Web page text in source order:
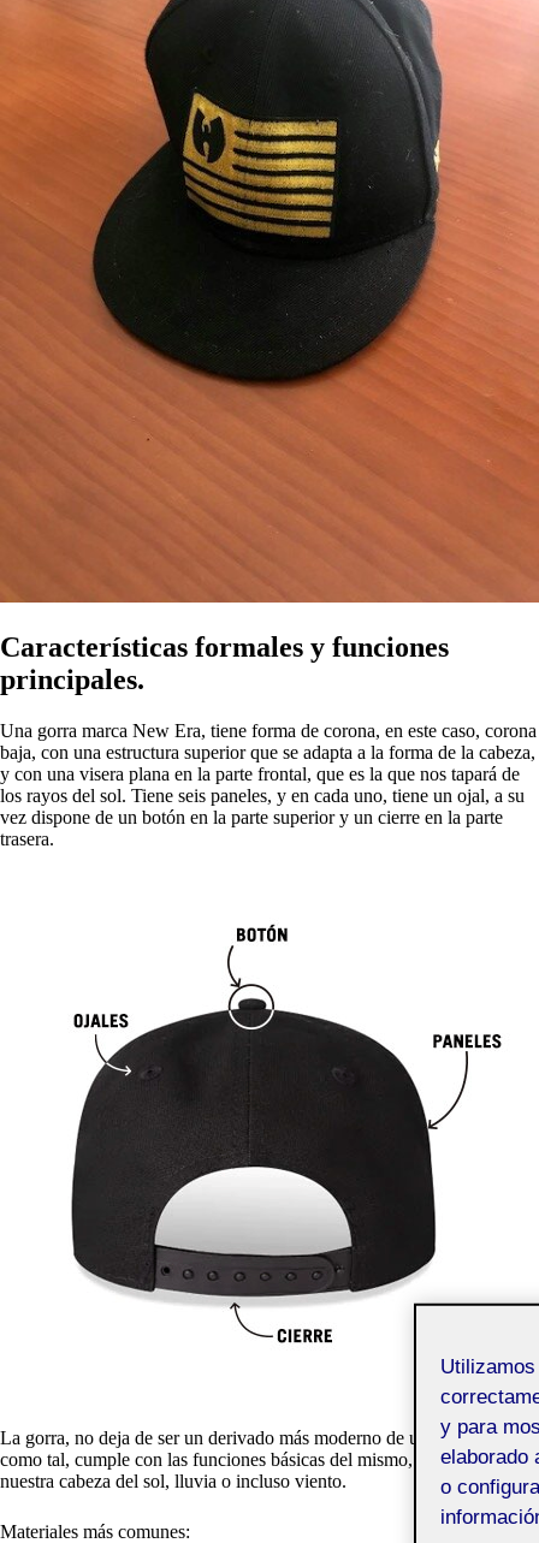
Características formales y funciones
principales.
Una gorra marca New Era, tiene forma de corona, en este caso, corona
baja, con una estructura superior que se adapta a la forma de la cabeza,
y con una visera plana en la parte frontal, que es la que nos tapará de
los rayos del sol. Tiene seis paneles, y en cada uno, tiene un ojal, a su
vez dispone de un botón en la parte superior y un cierre en la parte
trasera.
La gorra, no deja de ser un derivado más moderno de un sombrero, y
como tal, cumple con las funciones básicas del mismo, la protección de
nuestra cabeza del sol, lluvia o incluso viento.
Materiales más comunes:
y para
elaborado
o